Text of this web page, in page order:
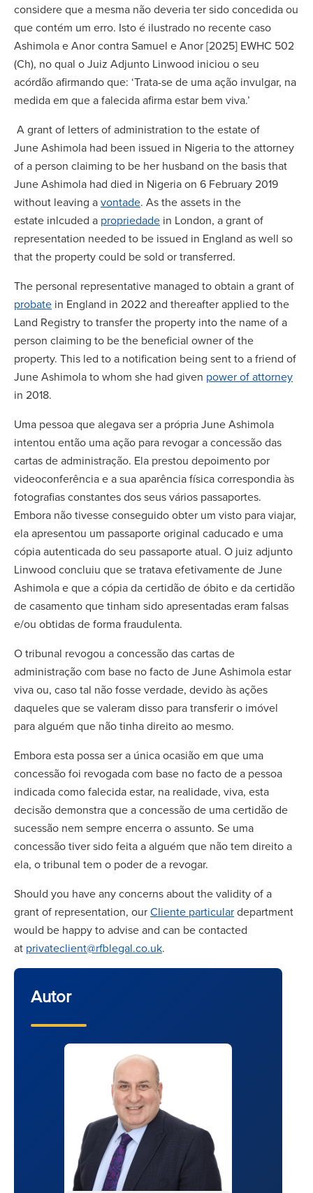
considere que a mesma não deveria ter sido concedida ou
que contém um erro. Isto é ilustrado no recente caso
Ashimola e Anor contra Samuel e Anor [2025] EWHC 502
(Ch), no qual o Juiz Adjunto Linwood iniciou o seu
acórdão afirmando que: ‘Trata-se de uma ação invulgar, na
medida em que a falecida afirma estar bem viva.’
A grant of letters of administration to the estate of
June Ashimola had been issued in Nigeria to the attorney
of a person claiming to be her husband on the basis that
June Ashimola had died in Nigeria on 6 February 2019
without leaving avontade. As the assets in the
estate inlcuded a propriedade in London, a grant of
representation needed to be issued in England as well so
that the property could be sold or transferred.
The personal representative managed to obtain a grant of
probate in England in 2022 and thereafter applied to the
Land Registry to transfer the property into the name of a
person claiming to be the beneficial owner of the
property. This led to a notification being sent to a friend of
June Ashimola to whom she had given power of attorney
in 2018.
Uma pessoa que alegava ser a própria June Ashimola
intentou então uma ação para revogar a concessão das
cartas de administração. Ela prestou depoimento por
videoconferência e a sua aparência física correspondia às
fotografias constantes dos seus vários passaportes.
Embora não tivesse conseguido obter um visto para viajar,
ela apresentou um passaporte original caducado e uma
cópia autenticada do seu passaporte atual. O juiz adjunto
Linwood concluiu que se tratava efetivamente de June
Ashimola e que a cópia da certidão de óbito e da certidão
de casamento que tinham sido apresentadas eram falsas
e/ou obtidas de forma fraudulenta.
O tribunal revogou a concessão das cartas de
administração com base no facto de June Ashimola estar
viva ou, caso tal não fosse verdade, devido às ações
daqueles que se valeram disso para transferir o imóvel
para alguém que não tinha direito ao mesmo.
Embora esta possa ser a única ocasião em que uma
concessão foi revogada com base no facto de a pessoa
indicada como falecida estar, na realidade, viva, esta
decisão demonstra que a concessão de uma certidão de
sucessão nem sempre encerra o assunto. Se uma
concessão tiver sido feita a alguém que não tem direito a
ela, o tribunal tem o poder de a revogar.
Should you have any concerns about the validity of a
grant of representation, ourCliente particulardepartment
would be happy to advise and can be contacted
at privateclient@rfblegal.co.uk.
Autor